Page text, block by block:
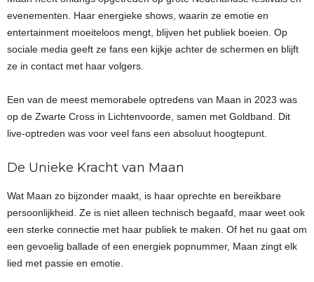
evenementen. Haar energieke shows, waarin ze emotie en
entertainment moeiteloos mengt, blijven het publiek boeien. Op
sociale media geeft ze fans een kijkje achter de schermen en blijft
ze in contact met haar volgers.
Een van de meest memorabele optredens van Maan in 2023 was
op de Zwarte Cross in Lichtenvoorde, samen met Goldband. Dit
live-optreden was voor veel fans een absoluut hoogtepunt.
De Unieke Kracht van Maan
Wat Maan zo bijzonder maakt, is haar oprechte en bereikbare
persoonlijkheid. Ze is niet alleen technisch begaafd, maar weet ook
een sterke connectie met haar publiek te maken. Of het nu gaat om
een gevoelig ballade of een energiek popnummer, Maan zingt elk
lied met passie en emotie.